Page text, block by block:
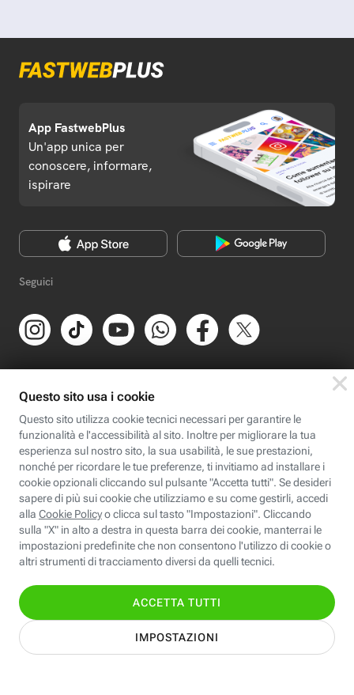
App FastwebPlus
Un'app unica per
conoscere, informare,
ispirare
Seguici
Scopri Fastweb
Chi siamo
Credits e note legali
Fastweb.it
Formazione
Fastweb Digital Academy
STEP FuturAbility District